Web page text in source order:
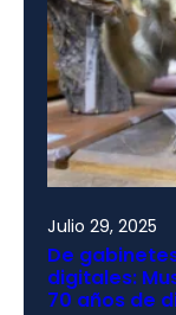
Julio 29, 2025
De
digitales:
70 años de